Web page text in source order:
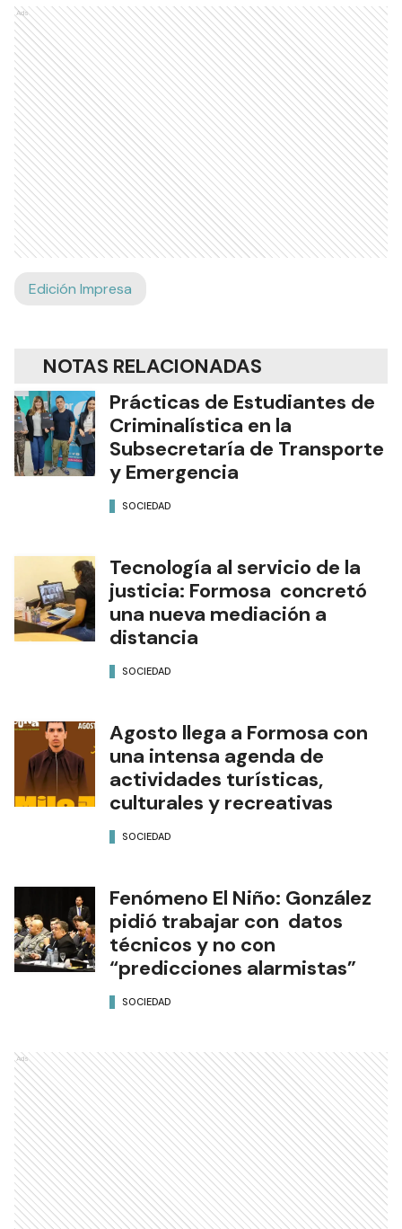
Ads
Edición Impresa
NOTAS RELACIONADAS
Prácticas de Estudiantes de
Criminalística en la
Subsecretaría de Transporte
y Emergencia
SOCIEDAD
Tecnología al servicio de la
justicia: Formosa concretó
una nueva mediación a
distancia
SOCIEDAD
Agosto llega a Formosa con
una intensa agenda de
actividades turísticas,
culturales y recreativas
SOCIEDAD
Fenómeno El Niño: González
pidió trabajar con datos
técnicos y no con
“predicciones alarmistas”
SOCIEDAD
Ads